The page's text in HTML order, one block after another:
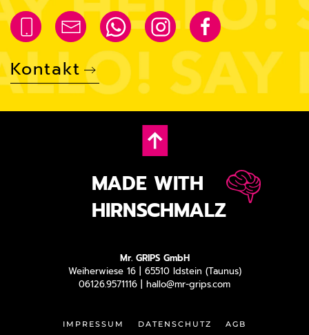
Kontakt
MADE WITH
HIRNSCHMALZ
Mr. GRIPS GmbH
Weiherwiese 16 | 65510 Idstein (Taunus)
06126.9571116 | hallo@mr-grips.com
IMPRESSUM DATENSCHUTZ AGB